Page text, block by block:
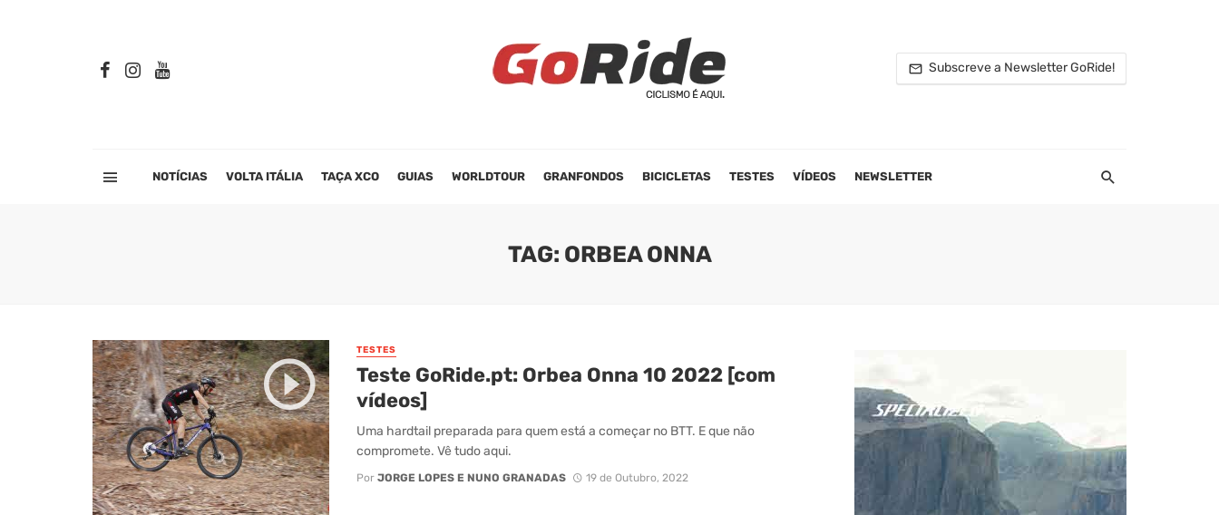
Subscreve a Newsletter GoRide!
NOTÍCIAS VOLTA ITÁLIA TAÇA XCO GUIAS WORLDTOUR GRANFONDOS BICICLETAS TESTES VÍDEOS NEWSLETTER
TAG: ORBEA ONNA
TESTES
Teste GoRide.pt: Orbea Onna 10 2022 [com
vídeos]
Uma hardtail preparada para quem está a começar no BTT. E que não
compromete. Vê tudo aqui.
Por JORGE LOPES E NUNO GRANADAS 19 de Outubro, 2022